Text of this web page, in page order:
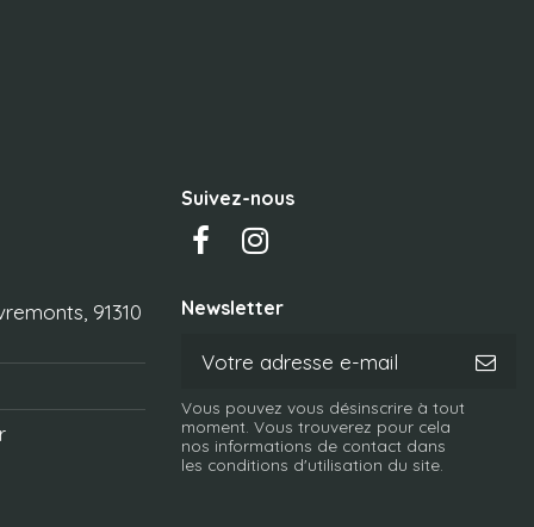
91310
Suivez-nous
Newsletter
Vous pouvez vous désinscrire à tout
moment. Vous trouverez pour cela
nos informations de contact dans
les conditions d'utilisation du site.